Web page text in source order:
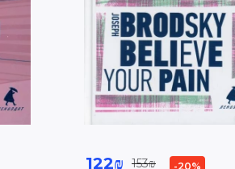
122₪ 153₪ -20%